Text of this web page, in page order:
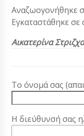
Αναζωογονήθηκε
Εγκαταστάθηκε
Αικατερίνα
Το όνομά σας
Η διεύθυνσή σας